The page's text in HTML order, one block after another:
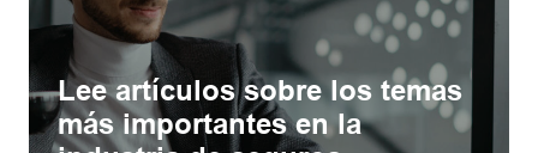
Lee artículos sobre los temas
más importantes en la